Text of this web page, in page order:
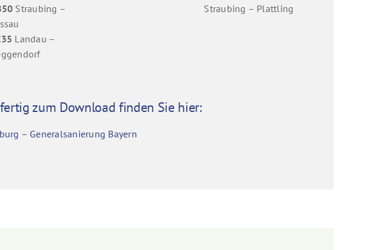
Straubing –
Landau –
Straubing – Plattling
zum Download finden Sie hier:
– Generalsanierung Bayern